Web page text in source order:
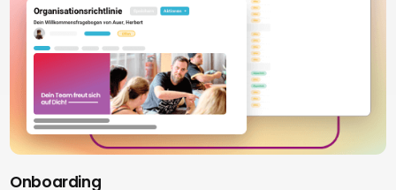
Onboarding